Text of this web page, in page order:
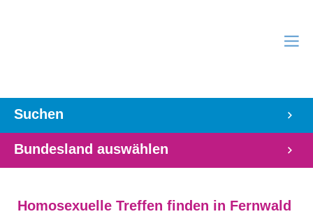
Suchen
Bundesland auswählen
Homosexuelle Treffen finden in Fernwald